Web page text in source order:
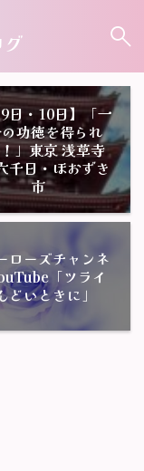
9日・10日】「一
功徳を得られ
」東京 浅草寺
千日・ほおずき
市
ローズチャンネ
「ツライ
どいときに」